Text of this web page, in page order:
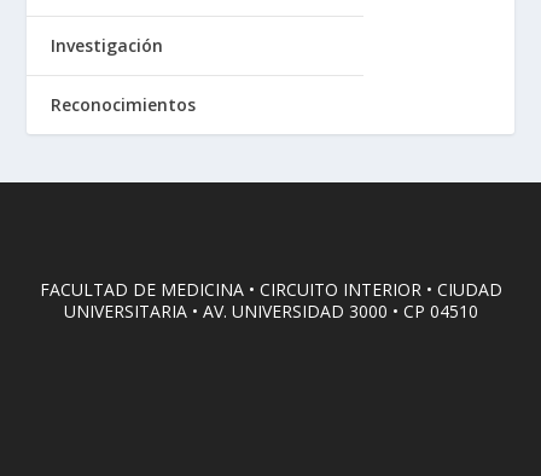
Investigación
Reconocimientos
FACULTAD DE MEDICINA • CIRCUITO INTERIOR • CIUDAD
UNIVERSITARIA • AV. UNIVERSIDAD 3000 • CP 04510